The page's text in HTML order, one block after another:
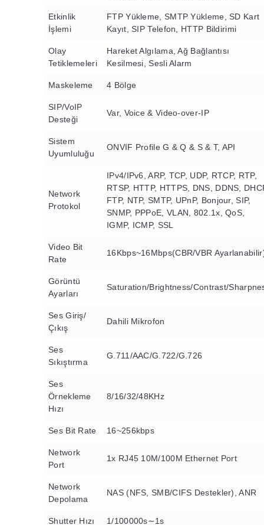
Etkinlik
İşlemi
FTP Yükleme, SMTP Yükleme, SD Kart
Kayıt, SIP Telefon, HTTP Bildirimi
Olay
Tetiklemeleri
Hareket Algılama, Ağ Bağlantısı
Kesilmesi, Sesli Alarm
Maskeleme 4 Bölge
SIP/VoIP
Desteği
Var, Voice & Video-over-IP
Sistem
Uyumluluğu
ONVIF Profile G & Q & S & T, API
Network
Protokol
IPv4/IPv6, ARP, TCP, UDP, RTCP, RTP,
RTSP, HTTP, HTTPS, DNS, DDNS,
FTP, NTP, SMTP, UPnP, Bonjour, SIP,
SNMP, PPPoE, VLAN, 802.1x, QoS,
IGMP, ICMP, SSL
Video Bit
Rate
16Kbps~16Mbps(CBR/VBR
Görüntü
Ayarları
Saturation/Brightness/Contrast/
Ses Giriş/
Çıkış
Dahili Mikrofon
Ses
Sıkıştırma
G.711/AAC/G.722/G.726
Ses
Örnekleme
Hızı
8/16/32/48KHz
Ses Bit Rate 16~256kbps
Network
Port
1x RJ45 10M/100M Ethernet Port
Network
Depolama
NAS (NFS, SMB/CIFS Destekler), ANR
Shutter Hızı 1/100000s∼1s